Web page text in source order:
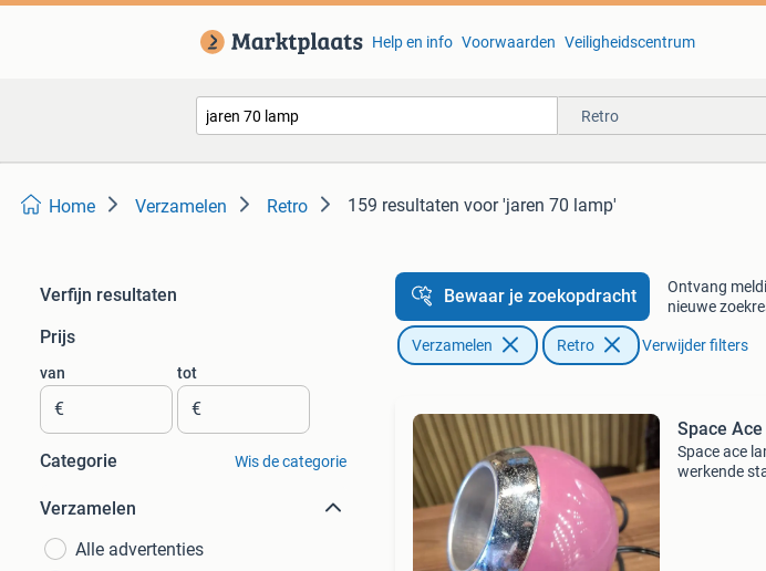
Help en info Voorwaarden Veiligheidscentrum
Retro
Home Verzamelen Retro 159 resultaten voor 'jaren 70 lamp'
Verfijn resultaten
Prijs
van
€
tot
€
Categorie Wis de categorie
Verzamelen
Alle advertenties
Bewaar je zoekopdracht
Ontvang
nieuwe
Verzamelen Retro Verwijder filters
Space
Space ace
werkende